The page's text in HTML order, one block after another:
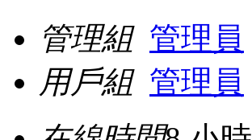
管理組 管理員
用戶組 管理員